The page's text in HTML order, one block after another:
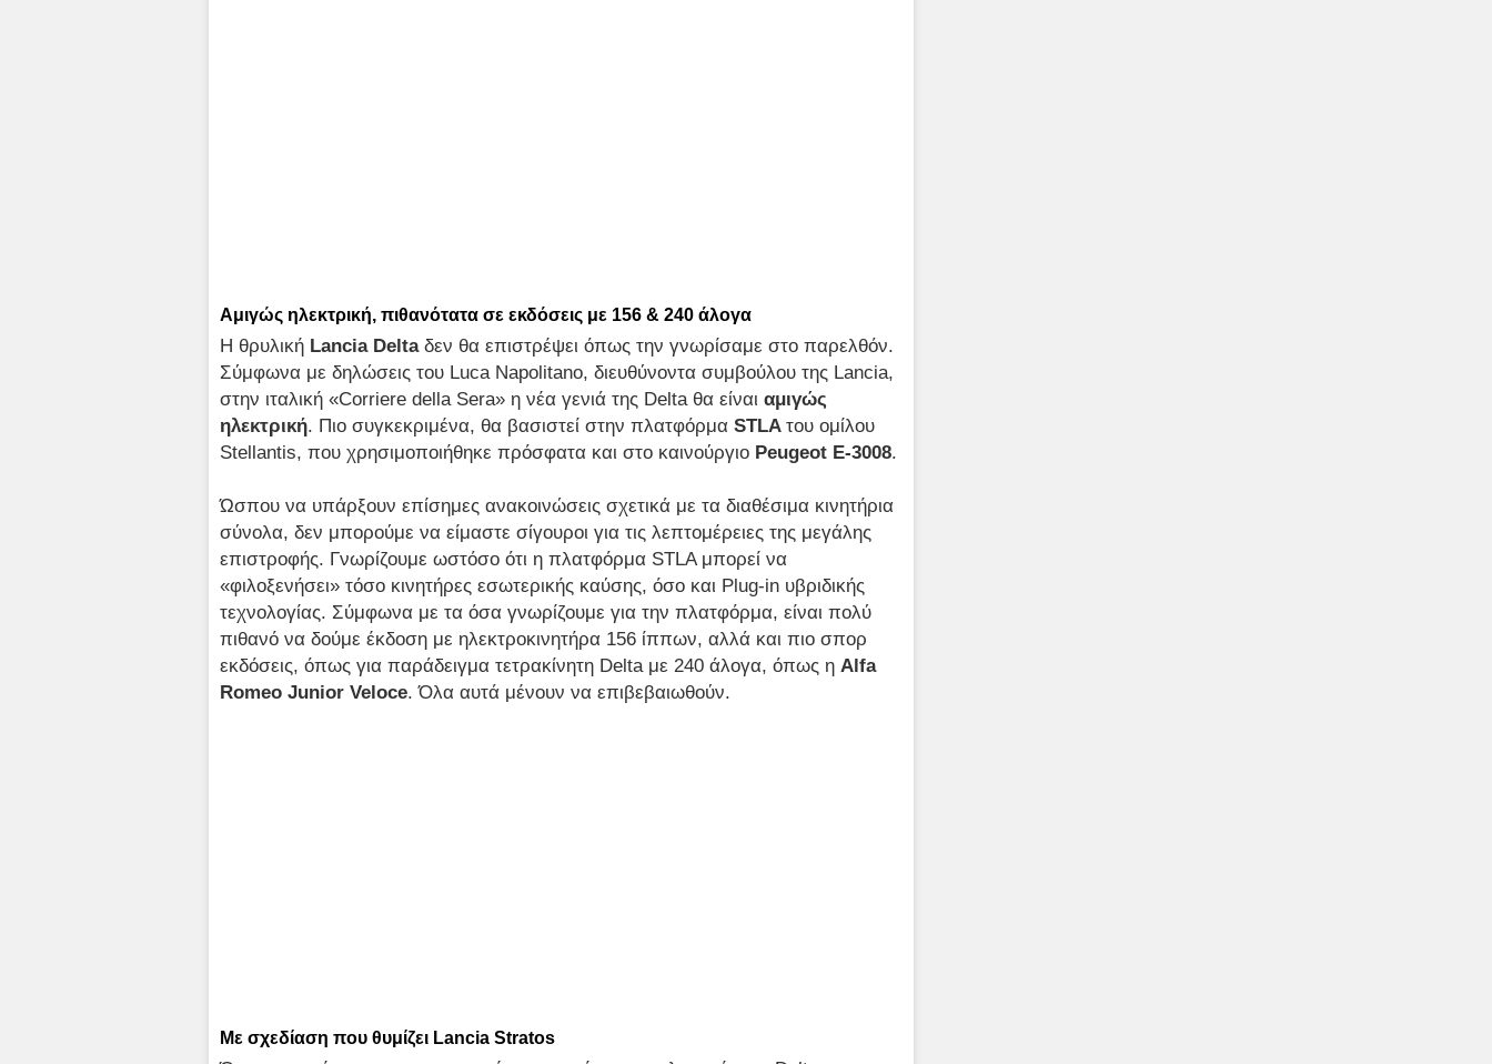
Αμιγώς ηλεκτρική, πιθανότατα σε εκδόσεις με 156 & 240 άλογα
Η θρυλική Lancia Deltaδεν θα επιστρέψει όπως την γνωρίσαμε στο παρελθόν.
Σύμφωνα με δηλώσεις του Luca Napolitano, διευθύνοντα συμβούλου της Lancia,
στην ιταλική «Corriere della Sera» η νέα γενιά της Delta θα είναι αμιγώς
ηλεκτρική. Πιο συγκεκριμένα, θα βασιστεί στην πλατφόρμα STLA του ομίλου
Stellantis, που χρησιμοποιήθηκε πρόσφατα και στο καινούργιο Peugeot E-3008.
Ώσπου να υπάρξουν επίσημες ανακοινώσεις σχετικά με τα διαθέσιμα κινητήρια
σύνολα, δεν μπορούμε να είμαστε σίγουροι για τις λεπτομέρειες της μεγάλης
επιστροφής. Γνωρίζουμε ωστόσο ότι η πλατφόρμα STLA μπορεί να
«φιλοξενήσει» τόσο κινητήρες εσωτερικής καύσης, όσο και Plug-in υβριδικής
τεχνολογίας. Σύμφωνα με τα όσα γνωρίζουμε για την πλατφόρμα, είναι πολύ
πιθανό να δούμε έκδοση με ηλεκτροκινητήρα 156 ίππων, αλλά και πιο σπορ
εκδόσεις, όπως για παράδειγμα τετρακίνητη Delta με 240 άλογα, όπως η Alfa
Romeo Junior Veloce. Όλα αυτά μένουν να επιβεβαιωθούν.
Με σχεδίαση που θυμίζει Lancia Stratos